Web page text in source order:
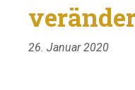
26. Januar 2020